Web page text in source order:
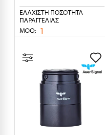
ΕΛΆΧΙΣΤΗ ΠΟΣΌΤΗΤΑ
ΠΑΡΑΓΓΕΛΊΑΣ
MOQ: 1